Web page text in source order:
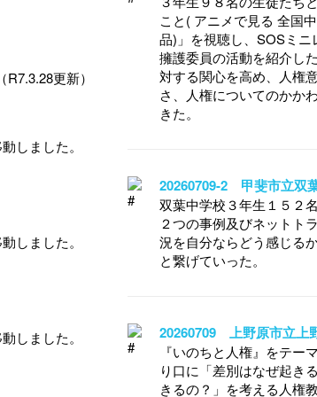
更新）
しました。
しました。
しました。
こと( アニメで見る 全国
品)」を視聴し、SOSミ
擁護委員の活動を紹介し
対する関心を高め、人権
さ、人権についてのかか
きた。
20260709-2 甲斐市立双
双葉中学校３年生１５２
２つの事例及びネットト
況を自分ならどう感じる
と繋げていった。
20260709 上野原市立
『いのちと人権』をテー
り口に「差別はなぜ起き
きるの？」を考える人権